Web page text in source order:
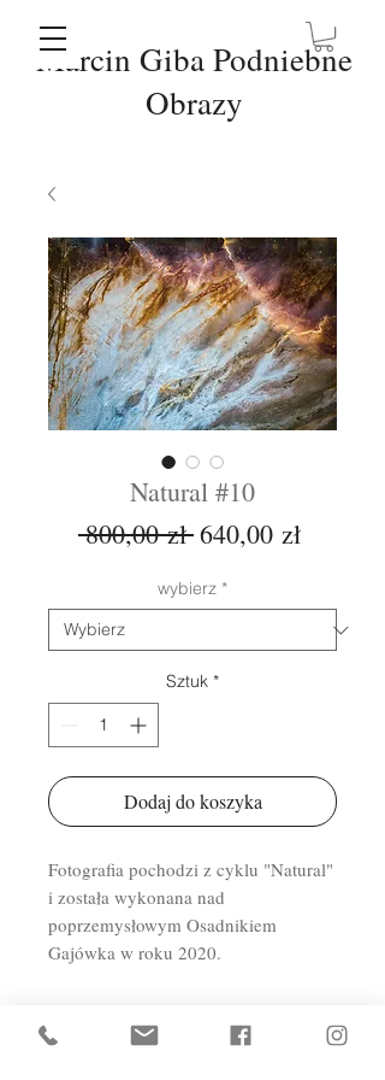
Marcin Giba Podniebne
Obrazy
Natural #10
800,00 zł Regularna
640,00 złCena
wybierz *
Sztuk *
Dodaj do koszyka
Fotografia pochodzi z cyklu "Natural"
i została wykonana nad
poprzemysłowym Osadnikiem
Gajówka w roku 2020.